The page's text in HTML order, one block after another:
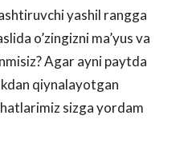
yashil rangga
o’zingizni ma’yus va
Agar ayni paytda
qiynalayotgan
sizga yordam